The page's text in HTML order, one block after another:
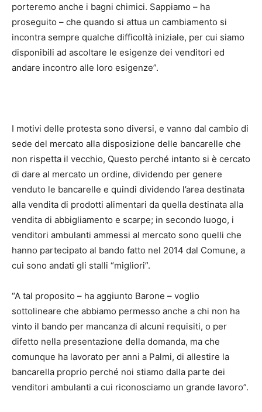
porteremo anche i bagni chimici. Sappiamo – ha
proseguito – che quando si attua un cambiamento si
incontra sempre qualche difficoltà iniziale, per cui siamo
disponibili ad ascoltare le esigenze dei venditori ed
andare incontro alle loro esigenze”.
I motivi delle protesta sono diversi, e vanno dal cambio di
sede del mercato alla disposizione delle bancarelle che
non rispetta il vecchio, Questo perché intanto si è cercato
di dare al mercato un ordine, dividendo per genere
venduto le bancarelle e quindi dividendo l’area destinata
alla vendita di prodotti alimentari da quella destinata alla
vendita di abbigliamento e scarpe; in secondo luogo, i
venditori ambulanti ammessi al mercato sono quelli che
hanno partecipato al bando fatto nel 2014 dal Comune, a
cui sono andati gli stalli “migliori”.
“A tal proposito – ha aggiunto Barone – voglio
sottolineare che abbiamo permesso anche a chi non ha
vinto il bando per mancanza di alcuni requisiti, o per
difetto nella presentazione della domanda, ma che
comunque ha lavorato per anni a Palmi, di allestire la
bancarella proprio perché noi stiamo dalla parte dei
venditori ambulanti a cui riconosciamo un grande lavoro”.